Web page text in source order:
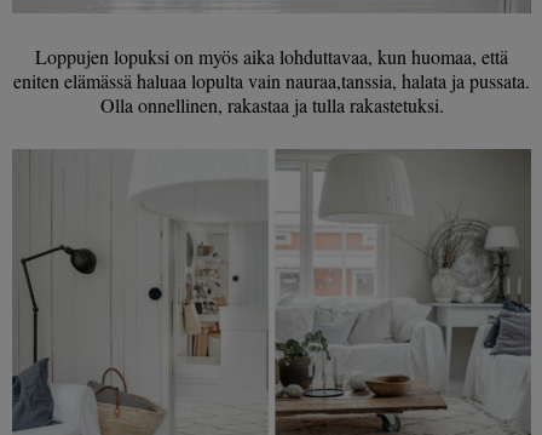
Loppujen lopuksi on myös aika lohduttavaa, kun huomaa, että
eniten elämässä haluaa lopulta vain nauraa,tanssia, halata ja pussata.
Olla onnellinen, rakastaa ja tulla rakastetuksi.